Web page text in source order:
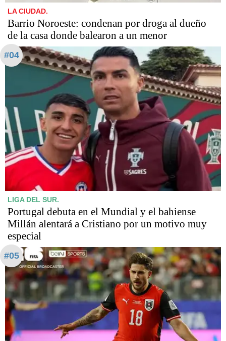
LA CIUDAD.
Barrio Noroeste: condenan por droga al dueño
de la casa donde balearon a un menor
#04
LIGA DEL SUR.
Portugal debuta en el Mundial y el bahiense
Millán alentará a Cristiano por un motivo muy
especial
#05